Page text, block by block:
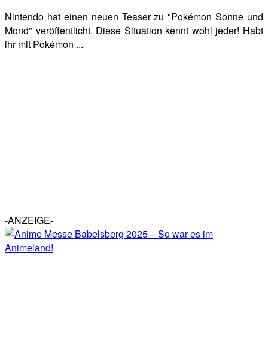
Nintendo hat einen neuen Teaser zu "Pokémon Sonne und
Mond" veröffentlicht. Diese Situation kennt wohl jeder! Habt
ihr mit Pokémon ...
-ANZEIGE-